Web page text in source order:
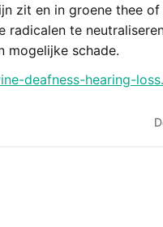
zit en in groene thee
radicalen te
mogelijke schade.
deafness-hearing-